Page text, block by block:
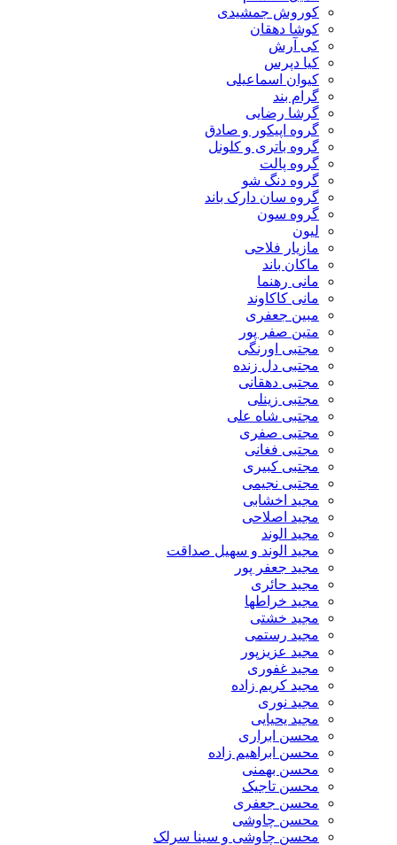
کوروش جمشیدی
کوشا دهقان
کی آرش
کیا دپرس
کیوان اسماعیلی
گرام بند
گرشا رضایی
گروه اپیکور و صادق
گروه باتری و کلونل
گروه پالت
گروه دنگ شو
گروه سان دارک باند
گروه سون
لیون
مازیار فلاحی
ماکان باند
مانی رهنما
مانی کاکاوند
مبین جعفری
متین صفر پور
مجتبی اورنگی
مجتبی دل زنده
مجتبی دهقانی
مجتبی زینلی
مجتبی شاه علی
مجتبی صفری
مجتبی فغانی
مجتبی کبیری
مجتبی نجیمی
مجید اخشابی
مجید اصلاحی
مجید الوند‎
مجید الوند و سهیل صداقت
مجید جعفر پور
مجید حائری
مجید خراطها
مجید خشتی
مجید رستمی
مجید عزیزپور
مجید غفوری
مجید کریم زاده
مجید نوری
مجید یحیایی
محسن ابراری
محسن ابراهیم زاده
محسن بهمنی
محسن تاجیک
محسن جعفری
محسن چاوشی
محسن چاوشی و سینا سرلک